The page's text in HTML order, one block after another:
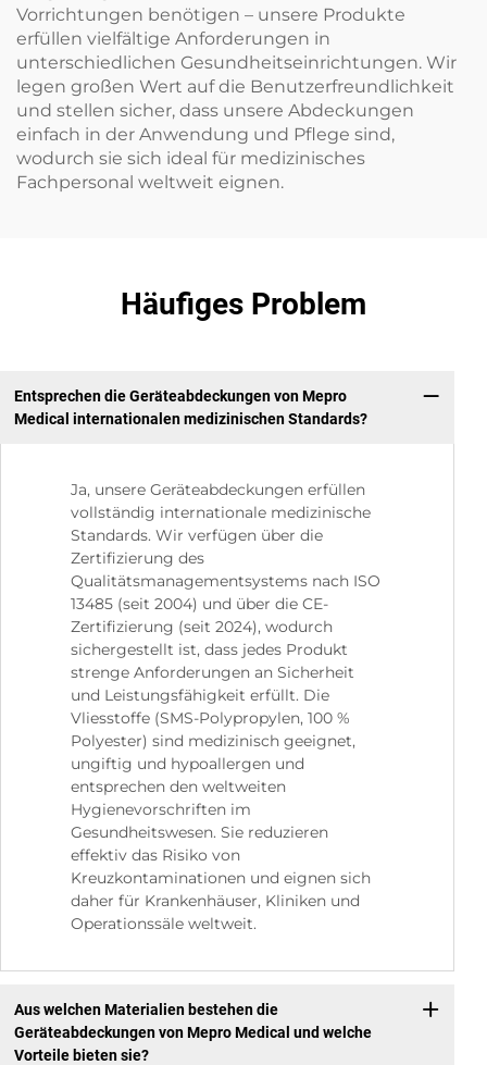
Vorrichtungen benötigen – unsere Produkte
erfüllen vielfältige Anforderungen in
unterschiedlichen Gesundheitseinrichtungen. Wir
legen großen Wert auf die Benutzerfreundlichkeit
und stellen sicher, dass unsere Abdeckungen
einfach in der Anwendung und Pflege sind,
wodurch sie sich ideal für medizinisches
Fachpersonal weltweit eignen.
Häufiges Problem
Entsprechen die Geräteabdeckungen von Mepro
Medical internationalen medizinischen Standards?
Ja, unsere Geräteabdeckungen erfüllen
vollständig internationale medizinische
Standards. Wir verfügen über die
Zertifizierung des
Qualitätsmanagementsystems nach ISO
13485 (seit 2004) und über die CE-
Zertifizierung (seit 2024), wodurch
sichergestellt ist, dass jedes Produkt
strenge Anforderungen an Sicherheit
und Leistungsfähigkeit erfüllt. Die
Vliesstoffe (SMS-Polypropylen, 100 %
Polyester) sind medizinisch geeignet,
ungiftig und hypoallergen und
entsprechen den weltweiten
Hygienevorschriften im
Gesundheitswesen. Sie reduzieren
effektiv das Risiko von
Kreuzkontaminationen und eignen sich
daher für Krankenhäuser, Kliniken und
Operationssäle weltweit.
Aus welchen Materialien bestehen die
Geräteabdeckungen von Mepro Medical und welche
Vorteile bieten sie?